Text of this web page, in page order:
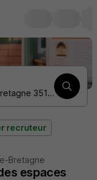
Ouvrier des espaces verts • Dol-de-Bretagne 35120 • 1 contrat
recruteur
Bretagne
espaces